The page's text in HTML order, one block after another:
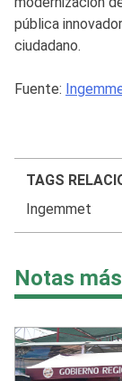
pública
ciudadano.
Fuente:
TAGS
Ingemmet
Notas